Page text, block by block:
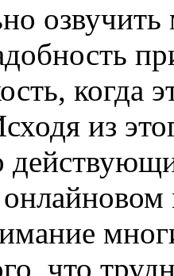
когда
из
что